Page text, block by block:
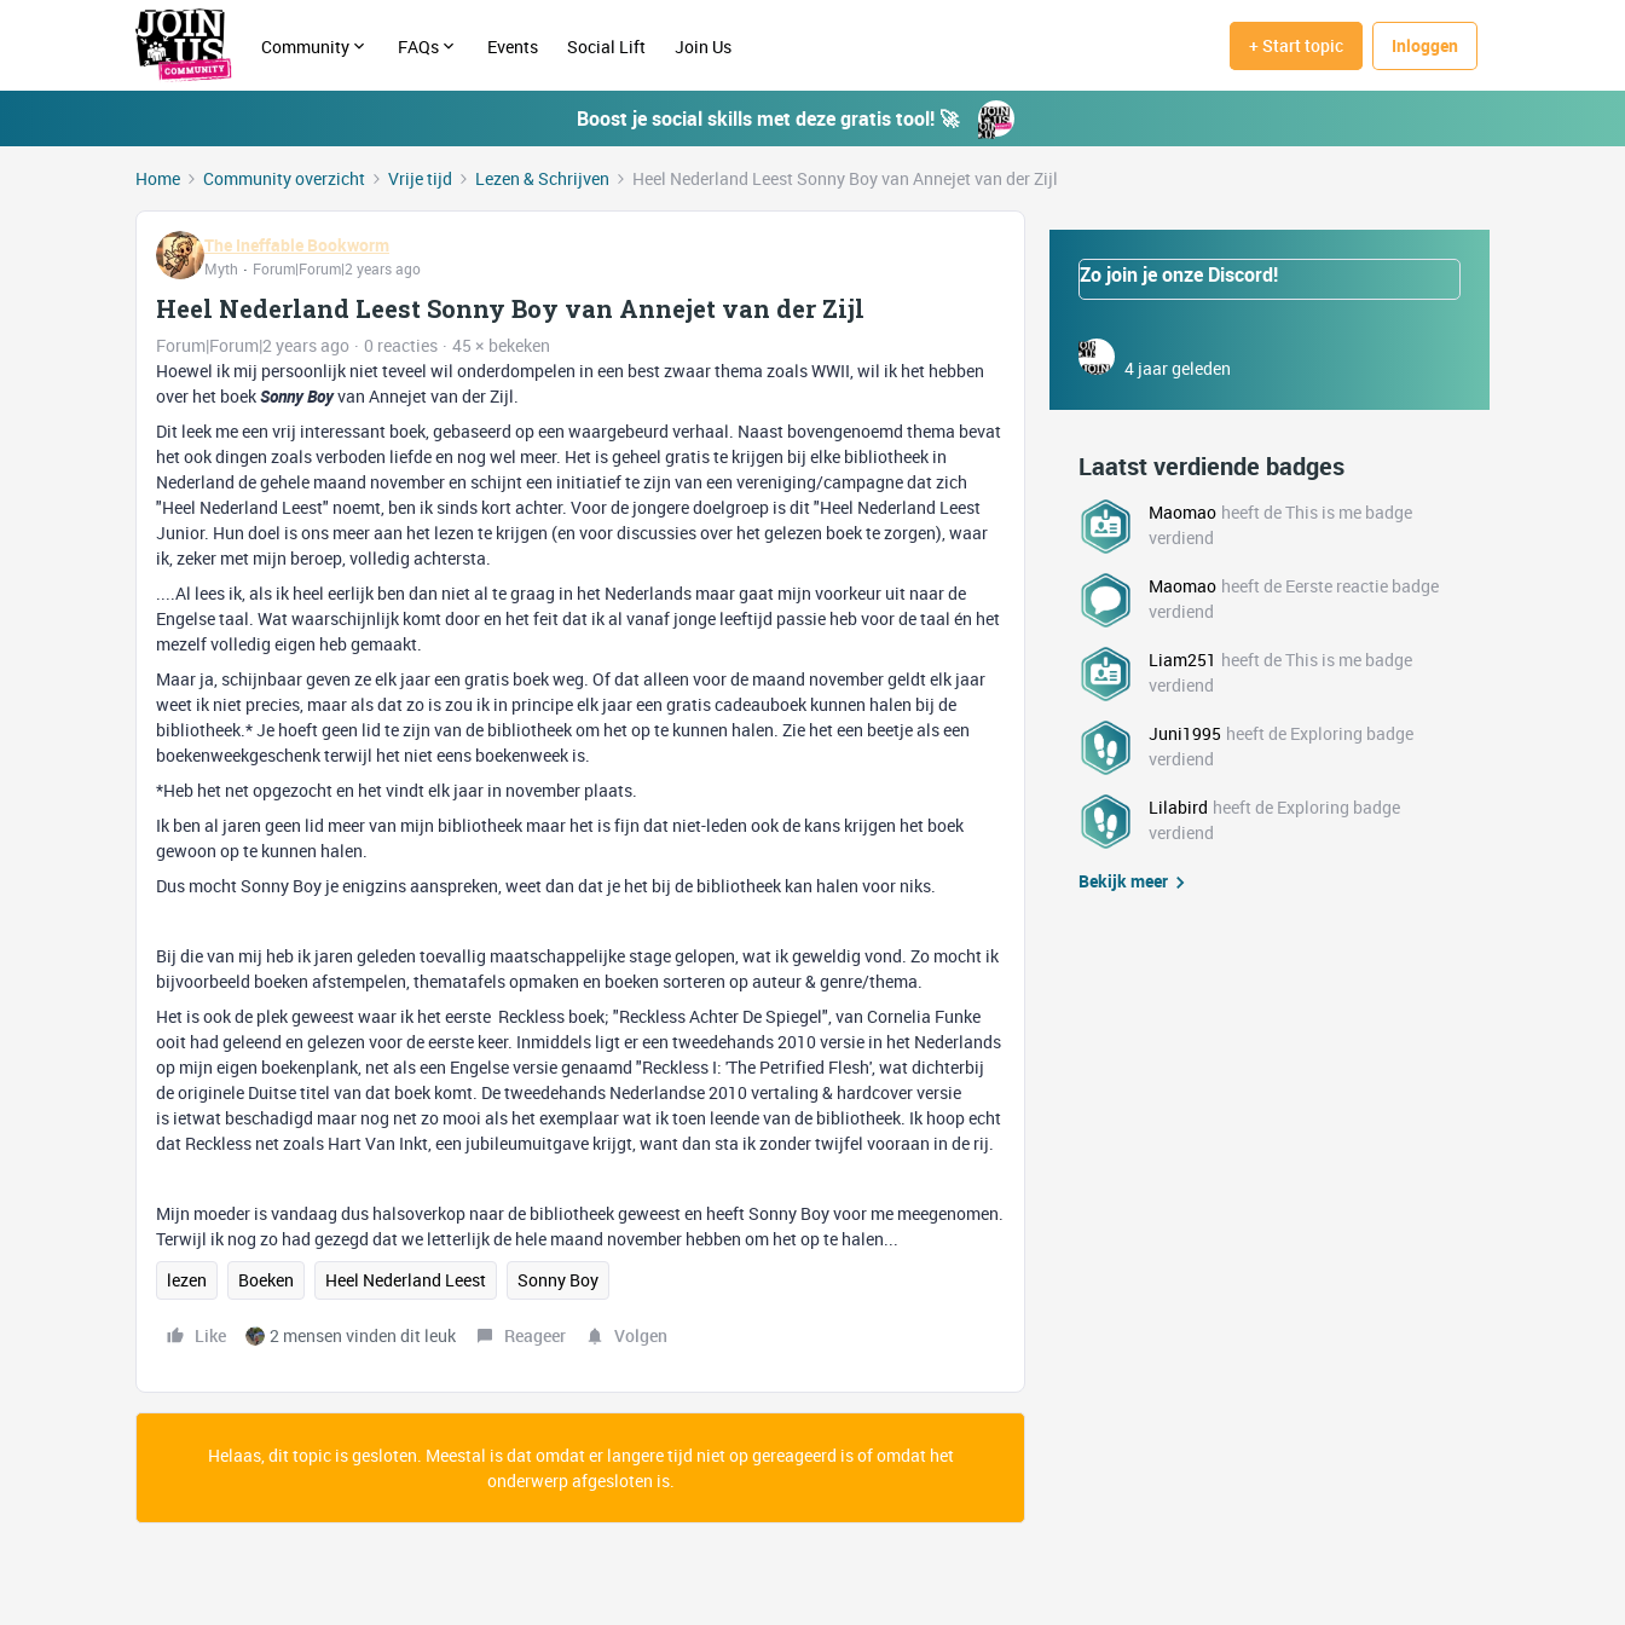
Community FAQs Events Social Lift Join Us + Start topic Inloggen
Boost je social skills met deze gratis tool! 🚀
Home Community overzicht Vrije tijd Lezen & Schrijven Heel Nederland Leest Sonny Boy van Annejet van der Zijl
The Ineffable Bookworm
Myth Forum|Forum|2 years ago
Heel Nederland Leest Sonny Boy van Annejet van der Zijl
Forum|Forum|2 years ago 0 reacties
45 × bekeken
Hoewel ik mij persoonlijk niet teveel wil onderdompelen in een best zwaar thema zoals WWII, wil ik het hebben
over het boekSonny Boyvan Annejet van der Zijl.
Dit leek me een vrij interessant boek, gebaseerd op een waargebeurd verhaal. Naast bovengenoemd thema bevat
het ook dingen zoals verboden liefde en nog wel meer. Het is geheel gratis te krijgen bij elke bibliotheek in
Nederland de gehele maand november en schijnt een initiatief te zijn van een vereniging/campagne dat zich
"Heel Nederland Leest" noemt, ben ik sinds kort achter. Voor de jongere doelgroep is dit "Heel Nederland Leest
Junior. Hun doel is ons meer aan het lezen te krijgen (en voor discussies over het gelezen boek te zorgen), waar
ik, zeker met mijn beroep, volledig achtersta.
....Al lees ik, als ik heel eerlijk ben dan niet al te graag in het Nederlands maar gaat mijn voorkeur uit naar de
Engelse taal. Wat waarschijnlijk komt door en het feit dat ik al vanaf jonge leeftijd passie heb voor de taal én het
mezelf volledig eigen heb gemaakt.
Maar ja, schijnbaar geven ze elk jaar een gratis boek weg. Of dat alleen voor de maand november geldt elk jaar
weet ik niet precies, maar als dat zo is zou ik in principe elk jaar een gratis cadeauboek kunnen halen bij de
bibliotheek.* Je hoeft geen lid te zijn van de bibliotheek om het op te kunnen halen. Zie het een beetje als een
boekenweekgeschenk terwijl het niet eens boekenweek is.
*Heb het net opgezocht en het vindt elk jaar in november plaats.
Ik ben al jaren geen lid meer van mijn bibliotheek maar het is fijn dat niet-leden ook de kans krijgen het boek
gewoon op te kunnen halen.
Dus mocht Sonny Boy je enigzins aanspreken, weet dan dat je het bij de bibliotheek kan halen voor niks.
Bij die van mij heb ik jaren geleden toevallig maatschappelijke stage gelopen, wat ik geweldig vond. Zo mocht ik
bijvoorbeeld boeken afstempelen, thematafels opmaken en boeken sorteren op auteur & genre/thema.
Het is ook de plek geweest waar ik het eerste Reckless boek; "Reckless Achter De Spiegel", van Cornelia Funke
ooit had geleend en gelezen voor de eerste keer. Inmiddels ligt er een tweedehands 2010 versie in het Nederlands
op mijn eigen boekenplank, net als een Engelse versie genaamd "Reckless I: 'The Petrified Flesh', wat dichterbij
de originele Duitse titel van dat boek komt. De tweedehands Nederlandse 2010 vertaling & hardcover versie
is ietwat beschadigd maar nog net zo mooi als het exemplaar wat ik toen leende van de bibliotheek. Ik hoop echt
dat Reckless net zoals Hart Van Inkt, een jubileumuitgave krijgt, want dan sta ik zonder twijfel vooraan in de rij.
Mijn moeder is vandaag dus halsoverkop naar de bibliotheek geweest en heeft Sonny Boy voor me meegenomen.
Terwijl ik nog zo had gezegd dat we letterlijk de hele maand november hebben om het op te halen...
lezen
Boeken Heel Nederland Leest Sonny Boy
Like 2 mensen vinden dit leuk Reageer Volgen
Helaas, dit topic is gesloten. Meestal is dat omdat er langere tijd niet op gereageerd is of omdat het
onderwerp afgesloten is.
Zo join je onze Discord!
4 jaar geleden
Laatst verdiende badges
Maomao heeft de This is me badge
verdiend
Maomao heeft de Eerste reactie badge
verdiend
Liam251 heeft de This is me badge
verdiend
Juni1995 heeft de Exploring badge
verdiend
Lilabird heeft de Exploring badge
verdiend
Bekijk meer